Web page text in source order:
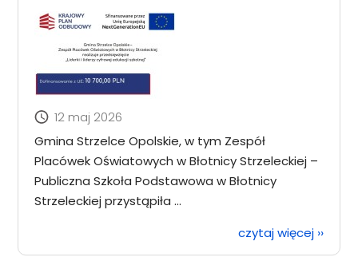
12 maj 2026
Gmina Strzelce Opolskie, w tym Zespół
Placówek Oświatowych w Błotnicy Strzeleckiej –
Publiczna Szkoła Podstawowa w Błotnicy
Strzeleckiej przystąpiła ...
czytaj więcej ››